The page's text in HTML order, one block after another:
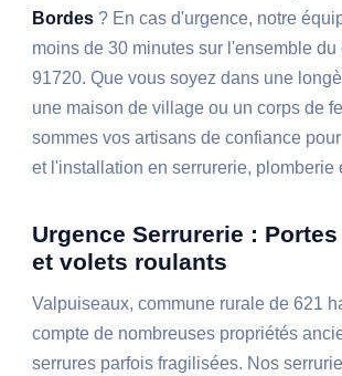
Bordes ? En cas d'urgence, notre
moins de 30 minutes sur l'ensemble du
91720. Que vous soyez dans une
une maison de village ou un corps de
sommes vos artisans de confiance
et l'installation en serrurerie, plomberie
Urgence Serrurerie :
et volets roulants
Valpuiseaux, commune rurale de 621
compte de nombreuses propriétés
serrures parfois fragilisées. Nos